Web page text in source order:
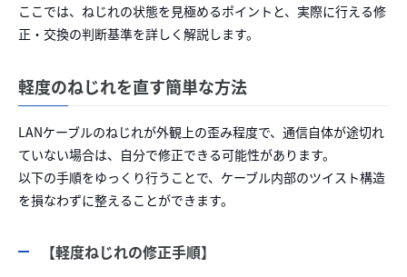
ここでは、ねじれの状態を見極めるポイントと、実際に行える修
正・交換の判断基準を詳しく解説します。
軽度のねじれを直す簡単な方法
LANケーブルのねじれが外観上の歪み程度で、通信自体が途切れ
ていない場合は、自分で修正できる可能性があります。
以下の手順をゆっくり行うことで、ケーブル内部のツイスト構造
を損なわずに整えることができます。
【軽度ねじれの修正手順】